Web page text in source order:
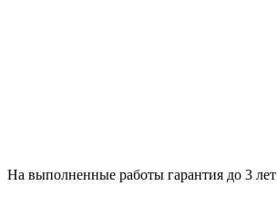
На выполненные работы гарантия до 3 лет